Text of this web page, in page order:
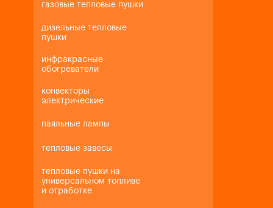
газовые тепловые пушки
дизельные тепловые
пушки
инфракрасные
обогреватели
конвекторы
электрические
паяльные лампы
тепловые завесы
тепловые пушки на
универсальном топливе
и отработке